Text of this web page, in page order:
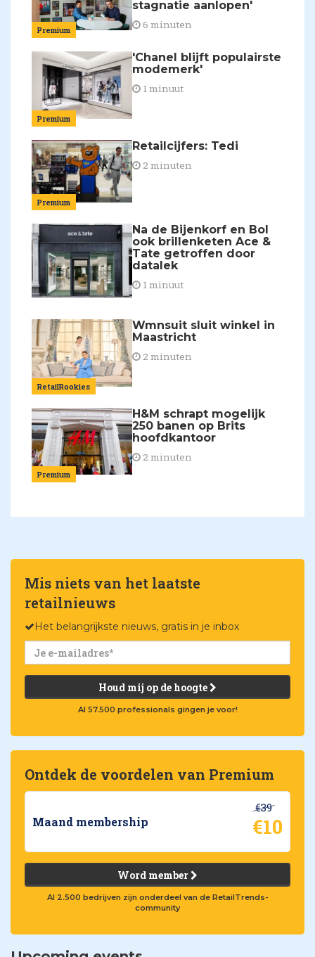
Premium
stagnatie aanlopen'
6 minuten
Premium
'Chanel blijft populairste
modemerk'
1 minuut
Premium
Retailcijfers: Tedi
2 minuten
Na de Bijenkorf en Bol
ook brillenketen Ace &
Tate getroffen door
datalek
1 minuut
RetailRookies
Wmnsuit sluit winkel in
Maastricht
2 minuten
Premium
H&M schrapt mogelijk
250 banen op Brits
hoofdkantoor
2 minuten
Mis niets van het laatste
retailnieuws
Het belangrijkste nieuws, gratis in je inbox
Houd mij op de hoogte
Al 57.500 professionals gingen je voor!
Ontdek de voordelen van Premium
Maand membership
€39
€10
Word member
Al 2.500 bedrijven zijn onderdeel van de RetailTrends-
community